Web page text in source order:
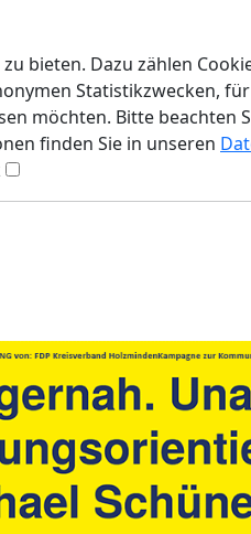
bieten. Dazu zählen
Statistikzwecken,
möchten. Bitte
finden Sie in unseren